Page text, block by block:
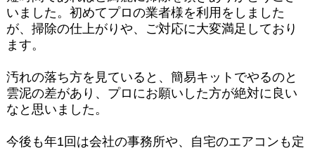
いました。初めてプロの業者様を利用をしました
が、掃除の仕上がりや、ご対応に大変満足しており
ます。
汚れの落ち方を見ていると、簡易キットでやるのと
雲泥の差があり、プロにお願いした方が絶対に良い
なと思いました。
今後も年1回は会社の事務所や、自宅のエアコンも定